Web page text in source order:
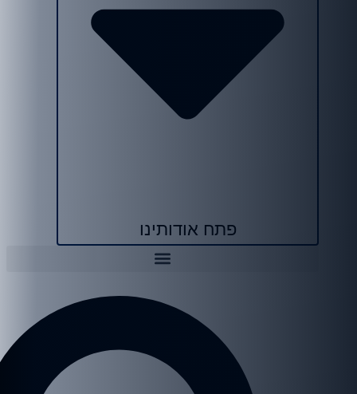
פתח אודותינו